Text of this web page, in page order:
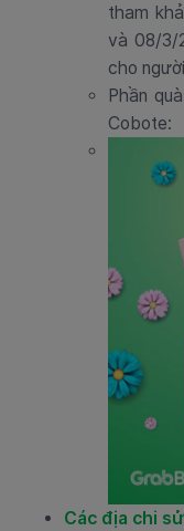
tham
và 08/3/
cho
Phần
Cobote:
Các địa chi